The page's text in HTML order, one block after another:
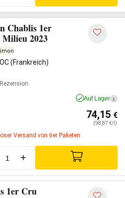
Chablis 1er
2023
(Frankreich)
Auf Lager i
74,15 €
(98,87 €/l)
Versand von 6er Paketen
+
1er Cru